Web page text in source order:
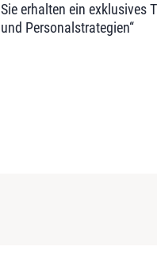
Sie erhalten ein exklusives
und Personalstrategien“